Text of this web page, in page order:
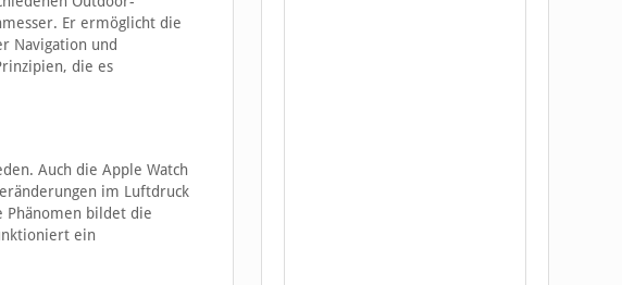
Er ermöglicht die
Navigation und
die es
Auch die Apple Watch
im Luftdruck
Phänomen bildet die
ein